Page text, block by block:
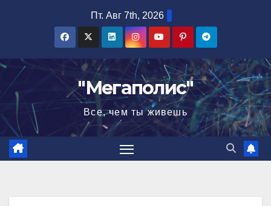
Пт. Авг 7th, 2026
"Мегаполис"
Все, чем ты живешь